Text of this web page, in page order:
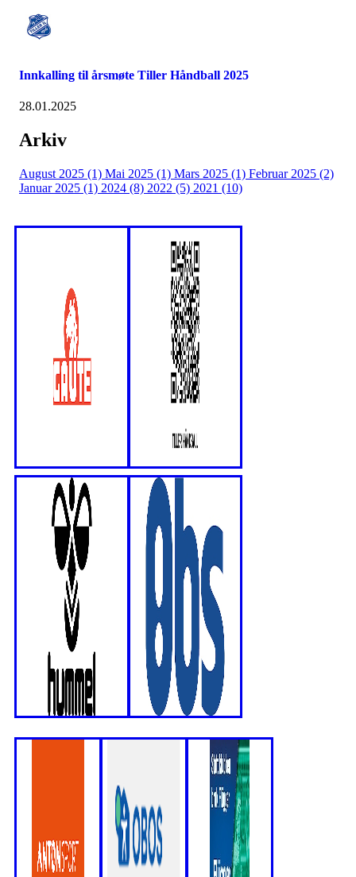
Innkalling til årsmøte Tiller Håndball 2025
28.01.2025
Arkiv
August 2025 (1) Mai 2025 (1) Mars 2025 (1) Februar 2025 (2)
Januar 2025 (1) 2024 (8) 2022 (5) 2021 (10)